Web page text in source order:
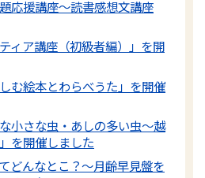
応援講座～読書感想文講座
ィア講座（初級者編）」を開
む絵本とわらべうた」を開催
小さな虫・あしの多い虫～越
を開催しました
どんなとこ？～月齢早見盤を